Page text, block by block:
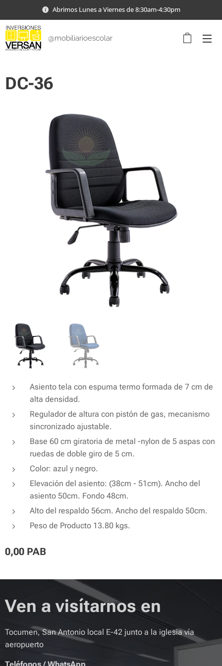
Abrimos Lunes a Viernes de 8:30am-4:30pm
@mobiliarioescolar
DC-36
Asiento tela con espuma termo formada de 7 cm de
alta densidad.
Regulador de altura con pistón de gas, mecanismo
sincronizado ajustable.
Base 60 cm giratoria de metal -nylon de 5 aspas con
ruedas de doble giro de 5 cm.
Color: azul y negro.
Elevación del asiento: (38cm - 51cm). Ancho del
asiento 50cm. Fondo 48cm.
Alto del respaldo 56cm. Ancho del respaldo 50cm.
Peso de Producto 13.80 kgs.
0,00 PAB
Ven a visítarnos en
Tocumen, San Antonio local E-42 junto a la iglesia vía
aeropuerto